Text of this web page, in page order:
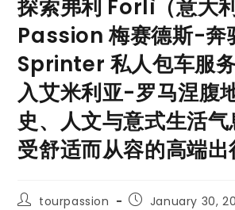
探索弗利 Forlì（意大
Passion 梅赛德斯-奔
Sprinter 私人包车服
入艾米利亚-罗马涅腹
史、人文与意式生活
受舒适而从容的高端
tourpassion January 30,